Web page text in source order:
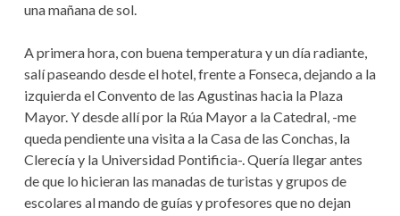
una mañana de sol.
A primera hora, con buena temperatura y un día radiante,
salí paseando desde el hotel, frente a Fonseca, dejando a la
izquierda el Convento de las Agustinas hacia la Plaza
Mayor. Y desde allí por la Rúa Mayor a la Catedral, -me
queda pendiente una visita a la Casa de las Conchas, la
Clerecía y la Universidad Pontificia-. Quería llegar antes
de que lo hicieran las manadas de turistas y grupos de
escolares al mando de guías y profesores que no dejan